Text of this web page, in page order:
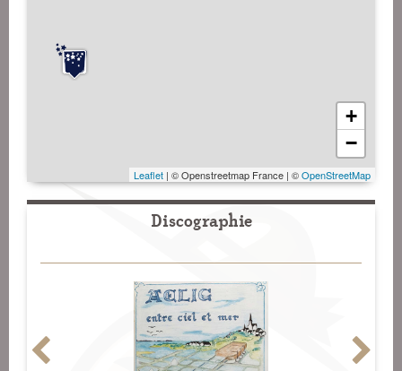
+
−
Leaflet | © Openstreetmap France | ©OpenStreetMap
Discographie